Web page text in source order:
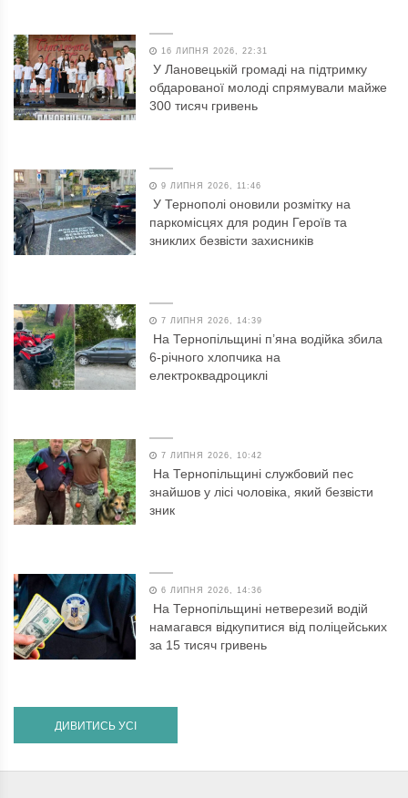
16 ЛИПНЯ 2026, 22:31
У Лановецькій громаді на підтримку
обдарованої молоді спрямували майже
300 тисяч гривень
9 ЛИПНЯ 2026, 11:46
У Тернополі оновили розмітку на
паркомісцях для родин Героїв та
зниклих безвісти захисників
7 ЛИПНЯ 2026, 14:39
На Тернопільщині п’яна водійка збила
6-річного хлопчика на
електроквадроциклі
7 ЛИПНЯ 2026, 10:42
На Тернопільщині службовий пес
знайшов у лісі чоловіка, який безвісти
зник
6 ЛИПНЯ 2026, 14:36
На Тернопільщині нетверезий водій
намагався відкупитися від поліцейських
за 15 тисяч гривень
ДИВИТИСЬ УСІ